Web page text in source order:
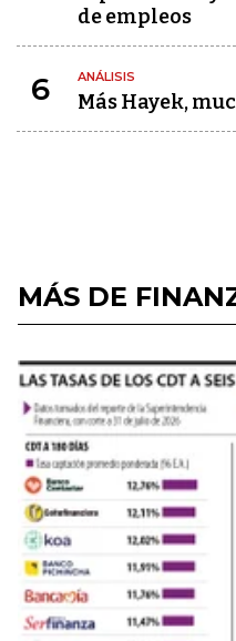
de empleos
6 ANÁLISIS
Más Hayek,
MÁS DE